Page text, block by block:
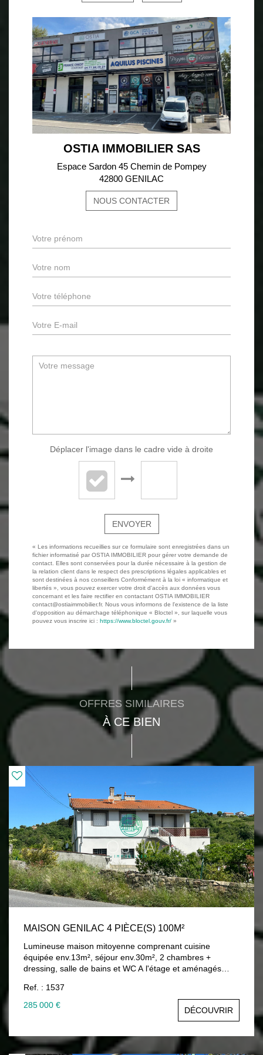
OSTIA IMMOBILIER SAS
Espace Sardon 45 Chemin de Pompey
42800 GENILAC
NOUS CONTACTER
Déplacer l'image dans le cadre vide à droite
ENVOYER
« Les informations recueillies sur ce formulaire sont enregistrées dans un
fichier informatisé par OSTIA IMMOBILIER pour gérer votre demande de
contact. Elles sont conservées pour la durée nécessaire à la gestion de
la relation client dans le respect des prescriptions légales applicables et
sont destinées à nos conseillers Conformément à la loi « informatique et
libertés », vous pouvez exercer votre droit d'accès aux données vous
concernant et les faire rectifier en contactant OSTIA IMMOBILIER
contact@ostiaimmobilier.fr. Nous vous informons de l'existence de la liste
d'opposition au démarchage téléphonique « Bloctel », sur laquelle vous
pouvez vous inscrire ici : https://www.bloctel.gouv.fr/ »
OFFRES SIMILAIRES
À CE BIEN
MAISON GENILAC 4 PIÈCE(S) 100M²
Lumineuse maison mitoyenne comprenant cuisine
équipée env.13m², séjour env.30m², 2 chambres +
dressing, salle de bains et WC A l'étage et aménagés
sous-sol avec belle hauteur sous plafond (env.4m), idéal
artisan ou stationnement véhicule haut type camping car
Chauffage PAC A/E (2024) Menuiseries double vitrage
autoroute à 5 minutes environ 285 000 € honoraires
d'agence inclus charge vendeur Contactez Vincent
Ref. : 1537
285 000 €
DÉCOUVRIR